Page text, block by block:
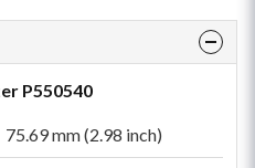
P550540
75.69 mm (2.98 inch)